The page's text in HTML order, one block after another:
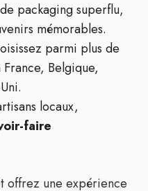
packaging superflu,
mémorables.
parmi plus de
France, Belgique,
locaux,
faire
offrez une expérience